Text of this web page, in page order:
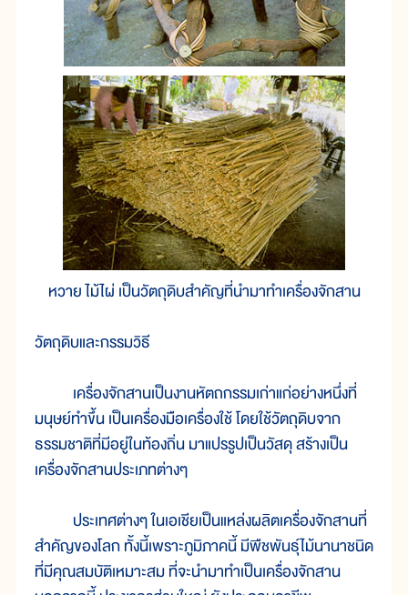
หวาย ไม้ไผ่ เป็นวัตถุดิบสำคัญที่นำมาทำเครื่องจักสาน
วัตถุดิบและกรรมวิธี
เครื่องจักสานเป็นงานหัตถกรรมเก่าแก่อย่างหนึ่งที่
มนุษย์ทำขึ้น เป็นเครื่องมือเครื่องใช้ โดยใช้วัตถุดิบจาก
ธรรมชาติที่มีอยู่ในท้องถิ่น มาแปรรูปเป็นวัสดุ สร้างเป็น
เครื่องจักสานประเภทต่างๆ
ประเทศต่างๆ ในเอเชียเป็นแหล่งผลิตเครื่องจักสานที่
สำคัญของโลก ทั้งนี้เพราะภูมิภาคนี้ มีพืชพันธุ์ไม้นานาชนิด
ที่มีคุณสมบัติเหมาะสม ที่จะนำมาทำเป็นเครื่องจักสาน